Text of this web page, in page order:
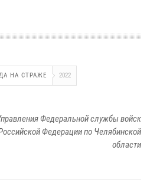
НА СТРАЖЕ 2022
Федеральной службы войск
Федерации по Челябинской
области